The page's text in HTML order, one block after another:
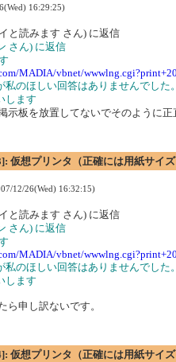
16:29:25)
と読みます さん) に返信
さん) に返信
MADIA/vbnet/
私のほしい回答はありませんでした。
します
示板を放置してないでそのように正
仮想プリンタ（正確には用紙サイ
12/26(Wed) 16:32:15)
と読みます さん) に返信
さん) に返信
MADIA/vbnet/
私のほしい回答はありませんでした。
します
ら申し訳ないです。
仮想プリンタ（正確には用紙サイ